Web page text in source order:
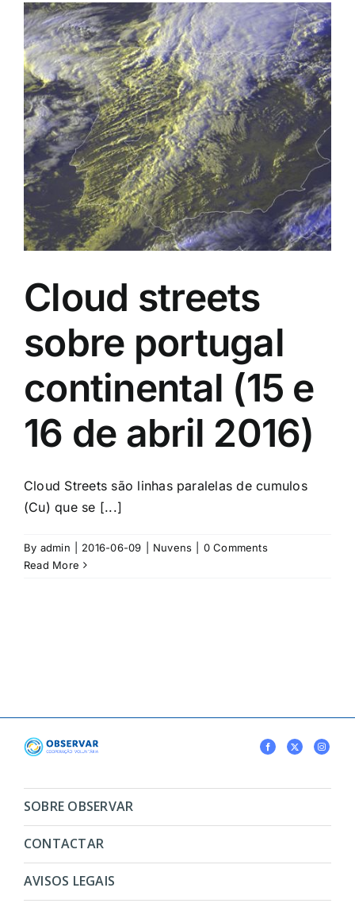
Cloud streets
sobre portugal
continental (15 e
16 de abril 2016)
Cloud Streets são linhas paralelas de cumulos
(Cu) que se [...]
By admin 2016-06-09 Nuvens
0 Comments
Read More
SOBRE OBSERVAR
CONTACTAR
AVISOS LEGAIS